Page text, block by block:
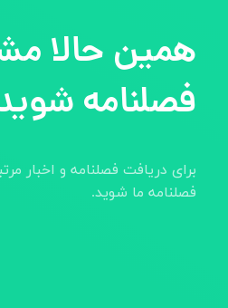
همین حالا
فصلنامه
برای دریافت فصلنامه و اخبار
فصلنامه ما شوید.